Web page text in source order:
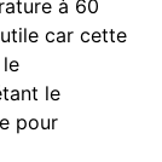
à 60
car cette
le
pour